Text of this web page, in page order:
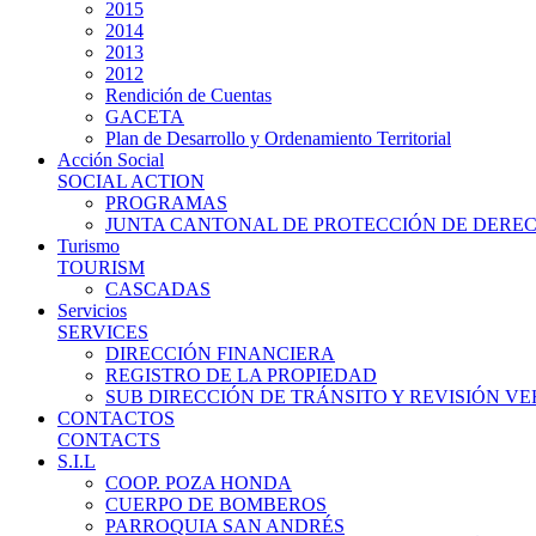
2015
2014
2013
2012
Rendición de Cuentas
GACETA
Plan de Desarrollo y Ordenamiento Territorial
Acción Social
SOCIAL ACTION
PROGRAMAS
JUNTA CANTONAL DE PROTECCIÓN DE
Turismo
TOURISM
CASCADAS
Servicios
SERVICES
DIRECCIÓN FINANCIERA
REGISTRO DE LA PROPIEDAD
SUB DIRECCIÓN DE TRÁNSITO Y REVISIÓN
CONTACTOS
CONTACTS
S.I.L
COOP. POZA HONDA
CUERPO DE BOMBEROS
PARROQUIA SAN ANDRÉS